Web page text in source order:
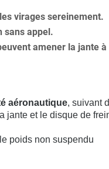
virages sereinement.
sans appel.
amener la jante
aéronautique, suivant
jante et le disque de
poids non suspendu